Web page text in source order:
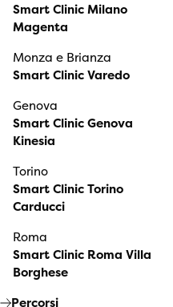
Smart Clinic Milano
Magenta
Monza e Brianza
Smart Clinic Varedo
Genova
Smart Clinic Genova
Kinesia
Torino
Smart Clinic Torino
Carducci
Roma
Smart Clinic Roma Villa
Borghese
Percorsi